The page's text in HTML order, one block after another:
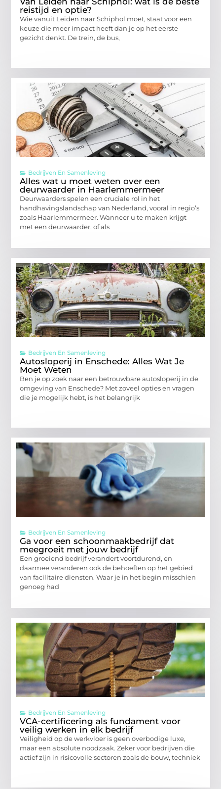
reistijd en optie?
Wie vanuit Leiden naar Schiphol moet, staat voor een
keuze die meer impact heeft dan je op het eerste
gezicht denkt. De trein, de bus,
Bedrijven En Samenleving
Alles wat u moet weten over een
deurwaarder in Haarlemmermeer
Deurwaarders spelen een cruciale rol in het
handhavingslandschap van Nederland, vooral in regio’s
zoals Haarlemmermeer. Wanneer u te maken krijgt
met een deurwaarder, of als
Bedrijven En Samenleving
Autosloperij in Enschede: Alles Wat Je
Moet Weten
Ben je op zoek naar een betrouwbare autosloperij in de
omgeving van Enschede? Met zoveel opties en vragen
die je mogelijk hebt, is het belangrijk
Bedrijven En Samenleving
Ga voor een schoonmaakbedrijf dat
meegroeit met jouw bedrijf
Een groeiend bedrijf verandert voortdurend, en
daarmee veranderen ook de behoeften op het gebied
van facilitaire diensten. Waar je in het begin misschien
genoeg had
Bedrijven En Samenleving
VCA-certificering als fundament voor
veilig werken in elk bedrijf
Veiligheid op de werkvloer is geen overbodige luxe,
maar een absolute noodzaak. Zeker voor bedrijven die
actief zijn in risicovolle sectoren zoals de bouw, techniek